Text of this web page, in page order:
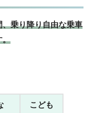
乗り降り自由な乗車
。
こども